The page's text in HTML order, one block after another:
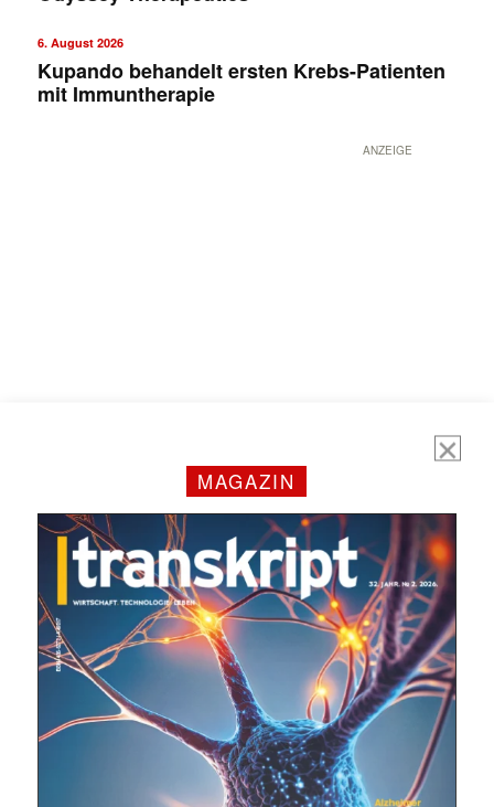
Mit dem |transkript-Newsletter
jede Woche aktuell informiert.
Mail
(erforderlich)
6. August 2026
Kupando behandelt ersten Krebs-Patienten
mit Immuntherapie
ANZEIGE
MAGAZIN